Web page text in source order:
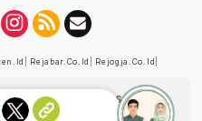
Rejabar.co.id Rejogja.co.id
oleh Dewan Pers
K/XII/2022